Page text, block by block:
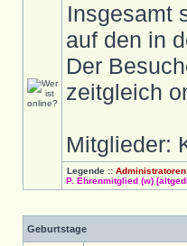
Insgesamt
auf den in
Der
zeitgleich
Mitglieder:
Legende :: Administratoren
P. Ehrenmitglied (w)
Geburtstage